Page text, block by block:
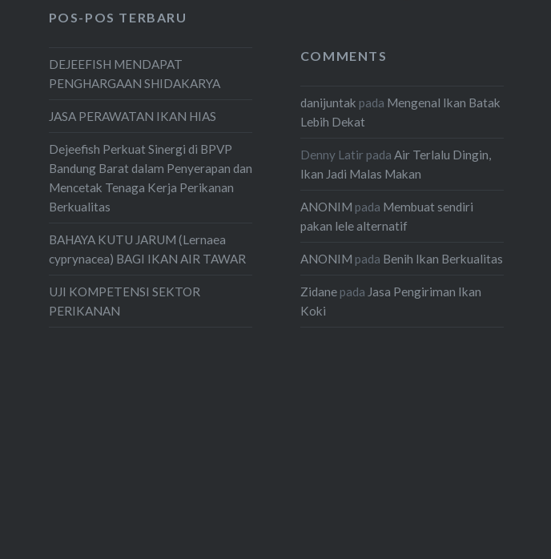
POS-POS TERBARU
DEJEEFISH MENDAPAT
PENGHARGAAN SHIDAKARYA
JASA PERAWATAN IKAN HIAS
Dejeefish Perkuat Sinergi di BPVP
Bandung Barat dalam Penyerapan dan
Mencetak Tenaga Kerja Perikanan
Berkualitas
BAHAYA KUTU JARUM (Lernaea
cyprynacea) BAGI IKAN AIR TAWAR
UJI KOMPETENSI SEKTOR
PERIKANAN
COMMENTS
danijuntak pada Mengenal Ikan Batak
Lebih Dekat
Denny Latir pada Air Terlalu Dingin,
Ikan Jadi Malas Makan
ANONIM pada Membuat sendiri
pakan lele alternatif
ANONIM pada Benih Ikan Berkualitas
Zidanepada Jasa Pengiriman Ikan
Koki